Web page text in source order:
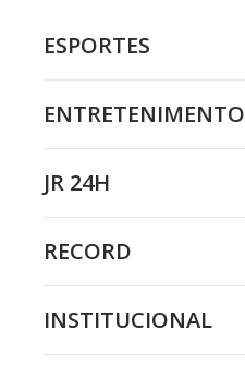
ESPORTES
ENTRETENIMENTO
JR 24H
RECORD
INSTITUCIONAL